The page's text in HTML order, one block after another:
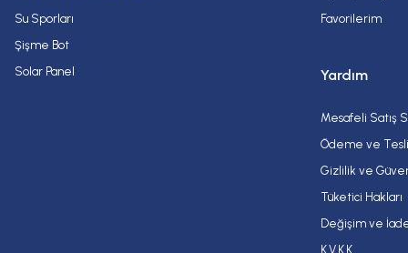
Su Sporları
Şişme Bot
Solar Panel
Favorilerim
Yardım
Mesafeli Satış
Ödeme ve
Gizlilik ve
Tüketici Hakları
Değişim ve
K.V.K.K